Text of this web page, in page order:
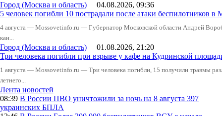
Город (Москва и область) 04.08.2026, 09:36
5 человек погибли 10 пострадали после атаки беспилотников в
4 августа — Mossovetinfo.ru — Губернатор Московской области Андрей
кан...
Город (Москва и область) 01.08.2026, 21:20
Три человека погибли при взрыве у кафе на Кудринской
1 августа — Mossovetinfo.ru — Три человека погибли, 15 получили травмы
летнего...
Лента новостей
08:39 В России ПВО уничтожили за ночь на 8 августа 397
украинских БПЛА